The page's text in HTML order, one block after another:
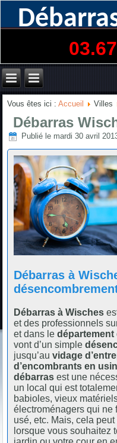
Vous êtes ici :Accueil Villes
Débarras
Publié le mardi 30 avril
Débarras à
Débarras à Wisches
et des professionnels
et dans ledépartement
vont d’un simple
jusqu’auvidage
d’encombrants en
débarras est une
un local qui est
babioles, vieux
électroménagers qui ne
usé, etc. Mais, cela
lorsque vous souhaitez